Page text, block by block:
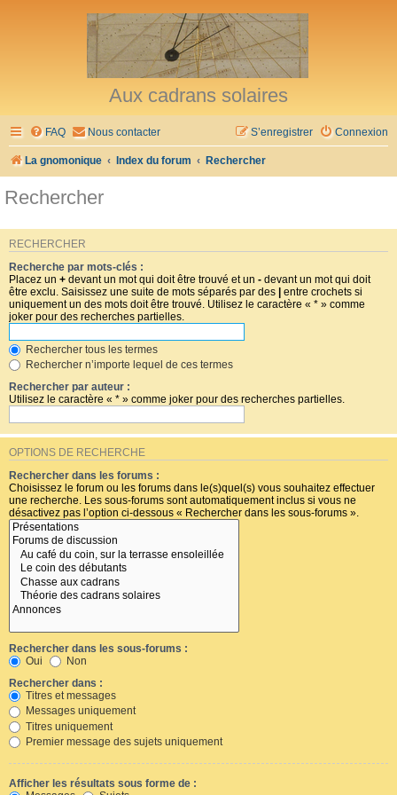
Aux cadrans solaires
FAQ Nous contacter Connexion
S’enregistrer
La gnomonique Index du forum Rechercher
Rechercher
RECHERCHER
Recherche par mots-clés :
Placez un + devant un mot qui doit être trouvé et un - devant un mot qui doit
être exclu. Saisissez une suite de mots séparés par des | entre crochets si
uniquement un des mots doit être trouvé. Utilisez le caractère « * » comme
joker pour des recherches partielles.
Rechercher tous les termes
Rechercher n’importe lequel de ces termes
Rechercher par auteur :
Utilisez le caractère « * » comme joker pour des recherches partielles.
OPTIONS DE RECHERCHE
Rechercher dans les forums :
Choisissez le forum ou les forums dans le(s)quel(s) vous souhaitez effectuer
une recherche. Les sous-forums sont automatiquement inclus si vous ne
désactivez pas l’option ci-dessous « Rechercher dans les sous-forums ».
Rechercher dans les sous-forums :
Oui
Non
Rechercher dans :
Titres et messages
Messages uniquement
Titres uniquement
Premier message des sujets uniquement
Afficher les résultats sous forme de :